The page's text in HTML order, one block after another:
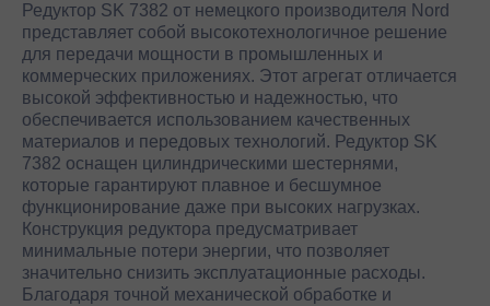
Редуктор SK 7382 от немецкого производителя Nord
представляет собой высокотехнологичное решение
для передачи мощности в промышленных и
коммерческих приложениях. Этот агрегат отличается
высокой эффективностью и надежностью, что
обеспечивается использованием качественных
материалов и передовых технологий. Редуктор SK
7382 оснащен цилиндрическими шестернями,
которые гарантируют плавное и бесшумное
функционирование даже при высоких нагрузках.
Конструкция редуктора предусматривает
минимальные потери энергии, что позволяет
значительно снизить эксплуатационные расходы.
Благодаря точной механической обработке и